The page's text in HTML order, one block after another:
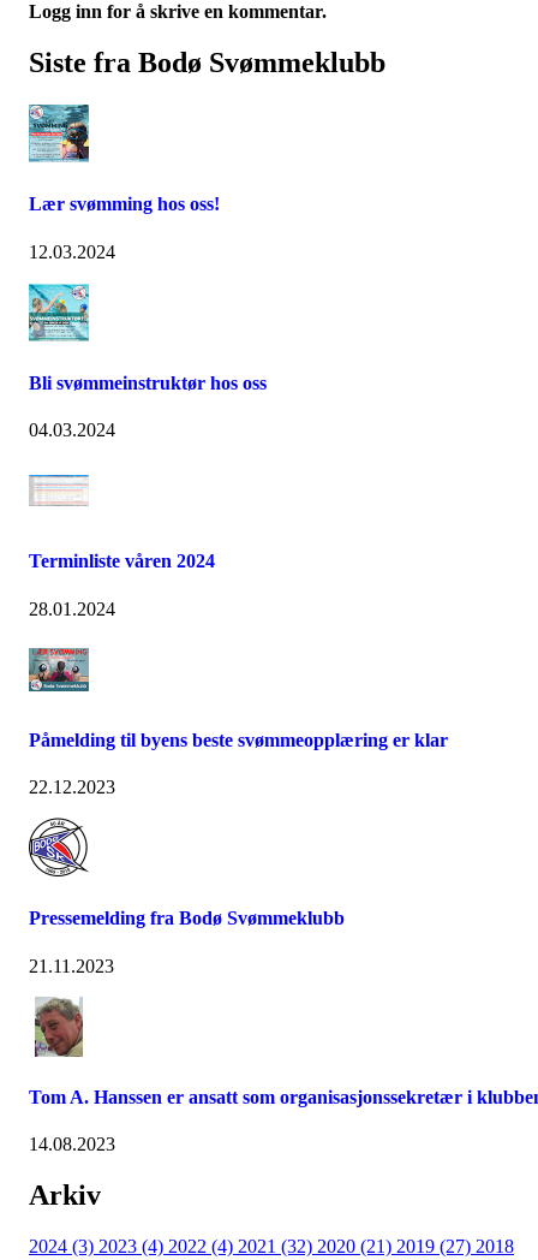
Logg inn for å skrive en kommentar.
Siste fra Bodø Svømmeklubb
Lær svømming hos oss!
12.03.2024
Bli svømmeinstruktør hos oss
04.03.2024
Terminliste våren 2024
28.01.2024
Påmelding til byens beste svømmeopplæring er klar
22.12.2023
Pressemelding fra Bodø Svømmeklubb
21.11.2023
Tom A. Hanssen er ansatt som organisasjonssekretær i
14.08.2023
Arkiv
2024 (3) 2023 (4) 2022 (4) 2021 (32) 2020 (21) 2019 (27) 2018